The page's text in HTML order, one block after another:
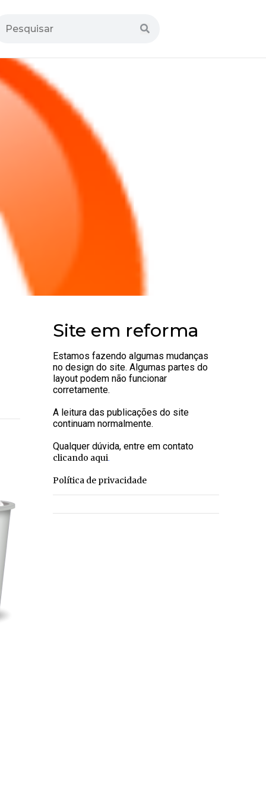
Site em reforma
Estamos fazendo algumas mudanças
no design do site. Algumas partes do
layout podem não funcionar
corretamente.
A leitura das publicações do site
continuam normalmente.
Qualquer dúvida, entre em contato
clicando aqui.
Política de privacidade